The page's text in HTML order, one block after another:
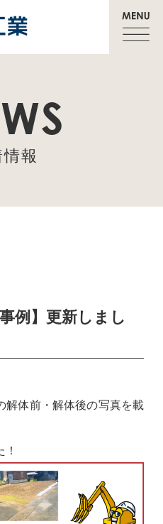
報
例】更新しまし
体前・解体後の写真を載